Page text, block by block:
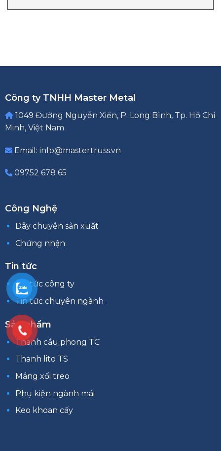
Công ty TNHH Master Metal
1049 Đường Nguyễn Xiển, P. Long Bình, Tp. Hồ Chí
Minh, Việt Nam
Email: info@mastertruss.vn
09752 678 65
Công Nghệ
Dây chuyền sản xuất
Chứng nhận
Tin tức
Tin tức công ty
Tin tức chuyên ngành
Sản phẩm
Thanh cầu phong TC
Thanh lito TS
Máng xối treo
Phụ kiện ngành mái
Keo khoan cấy